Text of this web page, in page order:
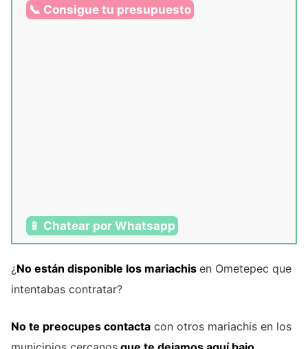
📞 Consigue tu presupuesto
📱 Chatear por Whatsapp
¿No están disponible los mariachis en Ometepec que
intentabas contratar?
No te preocupes contacta con otros mariachis en los